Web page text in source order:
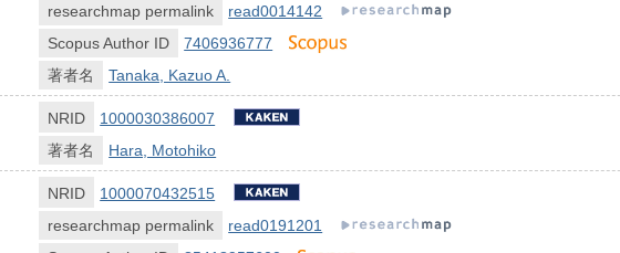
researchmap permalink
read0014142
Scopus Author ID
7406936777
著者名
Tanaka, Kazuo A.
NRID
1000030386007
著者名
Hara, Motohiko
NRID
1000070432515
researchmap permalink
read0191201